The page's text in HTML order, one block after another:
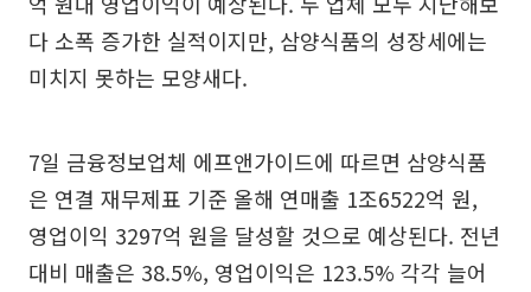
다 소폭 증가한 실적이지만, 삼양식품의 성장세에는
미치지 못하는 모양새다.
7일 금융정보업체 에프앤가이드에 따르면 삼양식품
은 연결 재무제표 기준 올해 연매출 1조6522억 원,
영업이익 3297억 원을 달성할 것으로 예상된다. 전년
대비 매출은 38.5%, 영업이익은 123.5% 각각 늘어